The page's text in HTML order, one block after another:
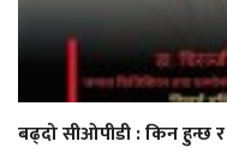
बढ्दो सीओपीडी : किन हुन्छ र